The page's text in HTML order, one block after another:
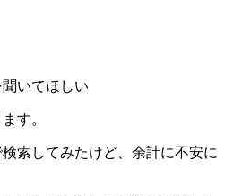
いてほしい
す。
検索してみたけど、余計に不安に